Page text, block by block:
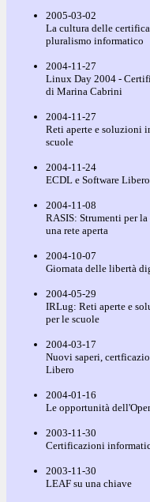
2005-03-02
La cultura delle
pluralismo informatico
2004-11-27
Linux Day 2004 -
di Marina Cabrini
2004-11-27
Reti aperte e soluzioni
scuole
2004-11-24
ECDL e Software Libero
2004-11-08
RASIS: Strumenti per
una rete aperta
2004-10-07
Giornata delle libertà
2004-05-29
IRLug: Reti aperte e
per le scuole
2004-03-17
Nuovi saperi,
Libero
2004-01-16
Le opportunità
2003-11-30
Certificazioni
2003-11-30
LEAF su una chiave